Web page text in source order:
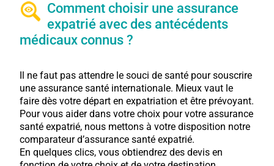
Comment choisir une assurance
expatrié avec des antécédents
médicaux connus ?
Il ne faut pas attendre le souci de santé pour souscrire
une assurance santé internationale. Mieux vaut le
faire dès votre départ en expatriation et être prévoyant.
Pour vous aider dans votre choix pour votre assurance
santé expatrié, nous mettons à votre disposition notre
comparateur d’assurance santé expatrié.
En quelques clics, vous obtiendrez des devis en